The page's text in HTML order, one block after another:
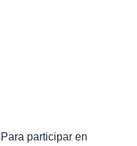
Para participar en